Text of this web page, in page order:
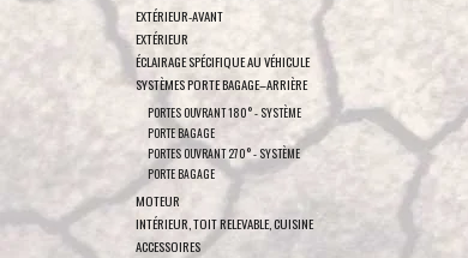
EXTÉRIEUR-AVANT
EXTÉRIEUR
ÉCLAIRAGE SPÉCIFIQUE AU VÉHICULE
SYSTÈMES PORTE BAGAGE–ARRIÈRE
PORTES OUVRANT 180° - SYSTÈME
PORTE BAGAGE
PORTES OUVRANT 270° - SYSTÈME
PORTE BAGAGE
MOTEUR
INTÉRIEUR, TOIT RELEVABLE, CUISINE
ACCESSOIRES